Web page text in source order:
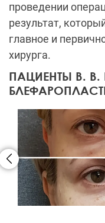
проведении
результат,
главное и
хирурга.
ПАЦИЕНТЫ В.